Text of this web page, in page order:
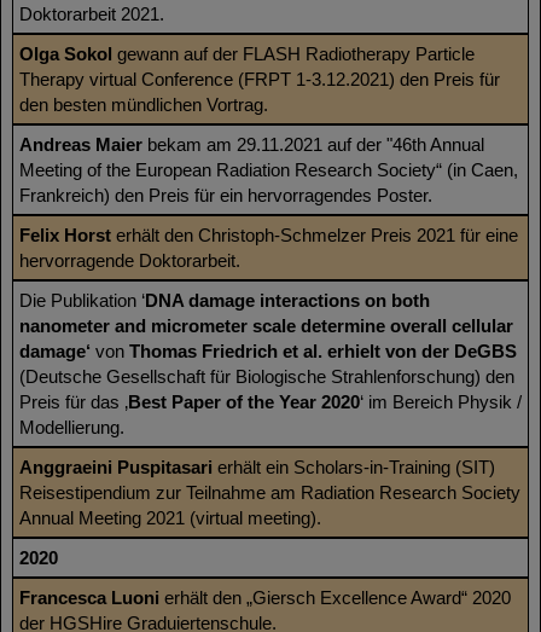
Doktorarbeit 2021.
Olga Sokol gewann auf der FLASH Radiotherapy Particle
Therapy virtual Conference (FRPT 1-3.12.2021) den Preis für
den besten mündlichen Vortrag.
Andreas Maier bekam am 29.11.2021 auf der "46th Annual
Meeting of the European Radiation Research Society“ (in Caen,
Frankreich) den Preis für ein hervorragendes Poster.
Felix Horst erhält den Christoph-Schmelzer Preis 2021 für eine
hervorragende Doktorarbeit.
Die Publikation ‘DNA damage interactions on both
nanometer and micrometer scale determine overall cellular
damage‘ von Thomas Friedrich et al. erhielt von der DeGBS
(Deutsche Gesellschaft für Biologische Strahlenforschung) den
Preis für das ‚Best Paper of the Year 2020‘ im Bereich Physik /
Modellierung.
Anggraeini Puspitasari erhält ein Scholars-in-Training (SIT)
Reisestipendium zur Teilnahme am Radiation Research Society
Annual Meeting 2021 (virtual meeting).
2020
Francesca Luoni erhält den „Giersch Excellence Award“ 2020
der HGSHire Graduiertenschule.